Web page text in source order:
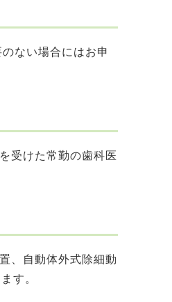
ない場合にはお申
受けた常勤の歯科医
、自動体外式除細動
す。